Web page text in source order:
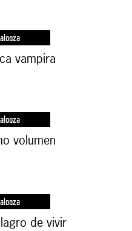
vampira
volumen
de vivir